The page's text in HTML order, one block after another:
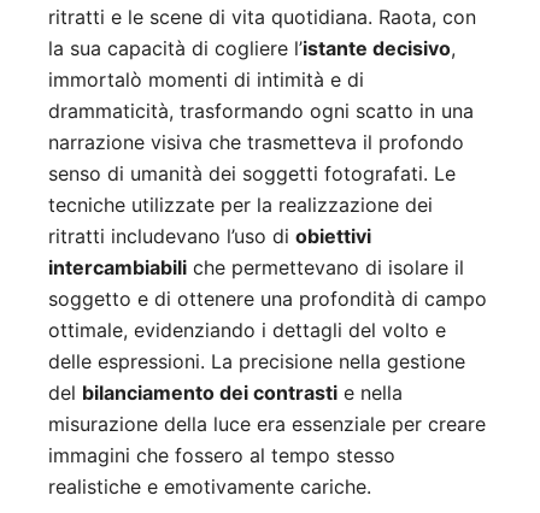
ritratti e le scene di vita quotidiana. Raota, con
la sua capacità di cogliere l’istante decisivo,
immortalò momenti di intimità e di
drammaticità, trasformando ogni scatto in una
narrazione visiva che trasmetteva il profondo
senso di umanità dei soggetti fotografati. Le
tecniche utilizzate per la realizzazione dei
ritratti includevano l’uso di obiettivi
intercambiabili che permettevano di isolare il
soggetto e di ottenere una profondità di campo
ottimale, evidenziando i dettagli del volto e
delle espressioni. La precisione nella gestione
del bilanciamento dei contrasti e nella
misurazione della luce era essenziale per creare
immagini che fossero al tempo stesso
realistiche e emotivamente cariche.